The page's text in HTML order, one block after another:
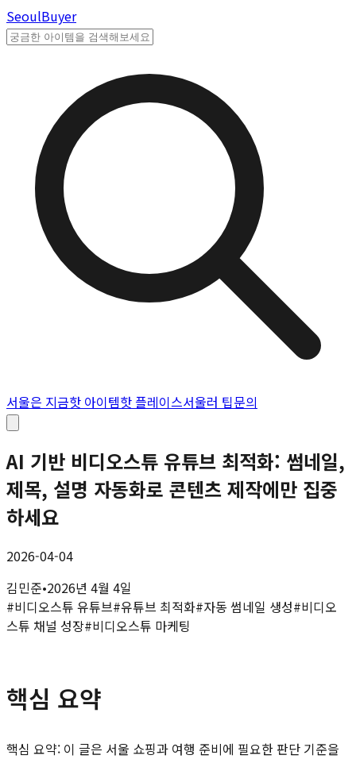
SeoulBuyer
서울은 지금핫 아이템핫 플레이스서울러 팁문의
AI 기반 비디오스튜 유튜브 최적화: 썸네일,
제목, 설명 자동화로 콘텐츠 제작에만 집중
하세요
2026-04-04
김민준•2026년 4월 4일
#비디오스튜 유튜브#유튜브 최적화#자동 썸네일 생성#비디오
스튜 채널 성장#비디오스튜 마케팅
핵심 요약
핵심 요약: 이 글은 서울 쇼핑과 여행 준비에 필요한 판단 기준을